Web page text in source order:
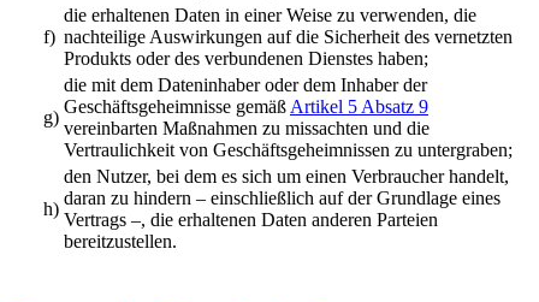
f)
die erhaltenen Daten in einer Weise zu verwenden, die
nachteilige Auswirkungen auf die Sicherheit des vernetzten
Produkts oder des verbundenen Dienstes haben;
g)
die mit dem Dateninhaber oder dem Inhaber der
Geschäftsgeheimnisse gemäß Artikel 5 Absatz 9
vereinbarten Maßnahmen zu missachten und die
Vertraulichkeit von Geschäftsgeheimnissen zu untergraben;
h)
den Nutzer, bei dem es sich um einen Verbraucher handelt,
daran zu hindern – einschließlich auf der Grundlage eines
Vertrags –, die erhaltenen Daten anderen Parteien
bereitzustellen.